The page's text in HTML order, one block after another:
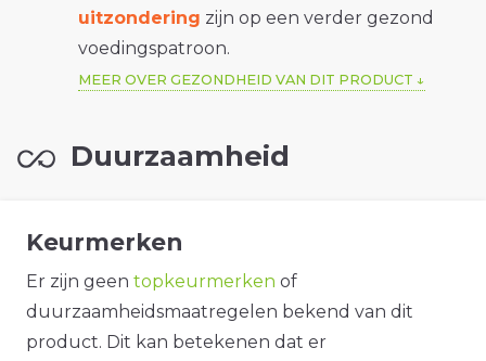
uitzondering zijn op een verder gezond
voedingspatroon.
MEER OVER GEZONDHEID VAN DIT PRODUCT
Duurzaamheid
Keurmerken
Er zijn geen topkeurmerken of
duurzaamheidsmaatregelen bekend van dit
product. Dit kan betekenen dat er